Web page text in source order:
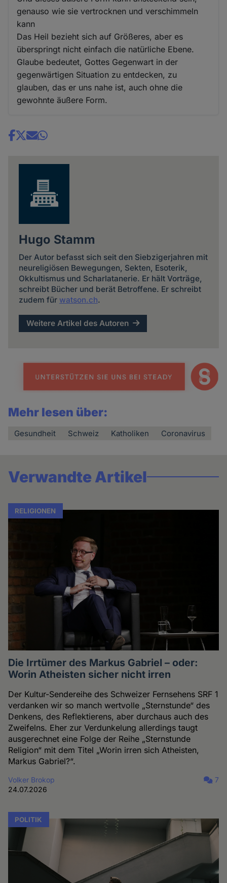
genauso wie sie vertrocknen und verschimmeln
kann
Das Heil bezieht sich auf Größeres, aber es
überspringt nicht einfach die natürliche Ebene.
Glaube bedeutet, Gottes Gegenwart in der
gegenwärtigen Situation zu entdecken, zu
glauben, das er uns nahe ist, auch ohne die
gewohnte äußere Form.
Share
Hugo Stamm
Der Autor befasst sich seit den Siebzigerjahren mit
neureligiösen Bewegungen, Sekten, Esoterik,
Okkultismus und Scharlatanerie. Er hält Vorträge,
schreibt Bücher und berät Betroffene. Er schreibt
zudem für watson.ch.
Weitere Artikel des Autoren
Mehr lesen über:
Gesundheit Schweiz Katholiken Coronavirus
Verwandte Artikel
RELIGIONEN
Die Irrtümer des Markus Gabriel – oder:
Worin Atheisten sicher nicht irren
Der Kultur-Sendereihe des Schweizer Fernsehens SRF 1
verdanken wir so manch wertvolle „Sternstunde“ des
Denkens, des Reflektierens, aber durchaus auch des
Zweifelns. Eher zur Verdunkelung allerdings taugt
ausgerechnet eine Folge der Reihe „Sternstunde
Religion“ mit dem Titel „Worin irren sich Atheisten,
Markus Gabriel?“.
Volker Brokop
24.07.2026
7
POLITIK